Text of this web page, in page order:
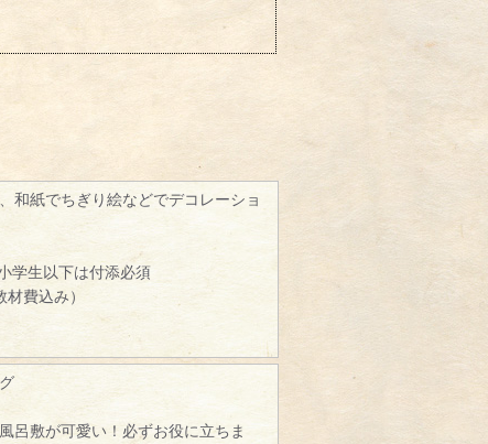
和紙でちぎり絵などでデコレーショ
学生以下は付添必須
費込み）
呂敷が可愛い！必ずお役に立ちま